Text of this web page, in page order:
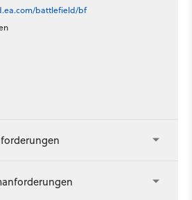
battlefield/bf